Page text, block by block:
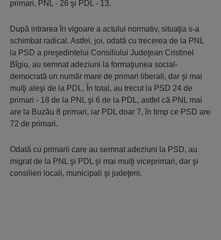
primari, PNL - 26 şi PDL - 13.
După intrarea în vigoare a actului normativ, situaţia s-a
schimbat radical. Astfel, joi, odată cu trecerea de la PNL
la PSD a preşedintelui Consiliului Judeţean Cristinel
Bîgiu, au semnat adeziuni la formaţiunea social-
democrată un număr mare de primari liberali, dar şi mai
mulţi aleşi de la PDL. În total, au trecut la PSD 24 de
primari - 18 de la PNL şi 6 de la PDL, astfel că PNL mai
are la Buzău 8 primari, iar PDL doar 7, în timp ce PSD are
72 de primari.
Odată cu primarii care au semnat adeziuni la PSD, au
migrat de la PNL şi PDL şi mai mulţi viceprimari, dar şi
consilieri locali, municipali şi judeţeni.